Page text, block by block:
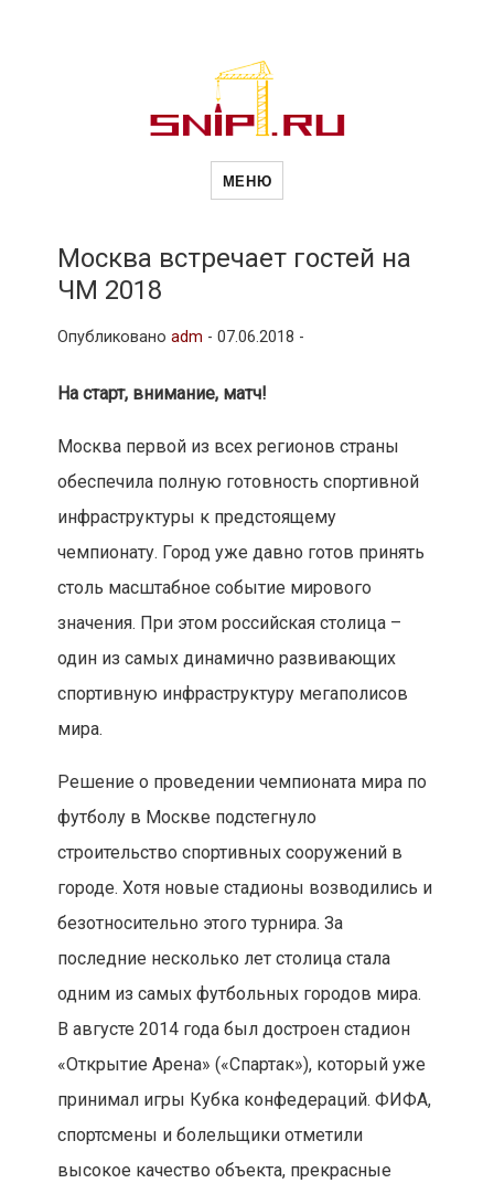
Новости
и
другие связанные со стройкой
рубрики
МЕНЮ
Москва встречает гостей на
ЧМ 2018
Опубликовано adm - 07.06.2018 -
На старт, внимание, матч!
Москва первой из всех регионов страны
обеспечила полную готовность спортивной
инфраструктуры к предстоящему
чемпионату. Город уже давно готов принять
столь масштабное событие мирового
значения. При этом российская столица –
один из самых динамично развивающих
спортивную инфраструктуру мегаполисов
мира.
Решение о проведении чемпионата мира по
футболу в Москве подстегнуло
строительство спортивных сооружений в
городе. Хотя новые стадионы возводились и
безотносительно этого турнира. За
последние несколько лет столица стала
одним из самых футбольных городов мира.
В августе 2014 года был достроен стадион
«Открытие Арена» («Спартак»), который уже
принимал игры Кубка конфедераций. ФИФА,
спортсмены и болельщики отметили
высокое качество объекта, прекрасные